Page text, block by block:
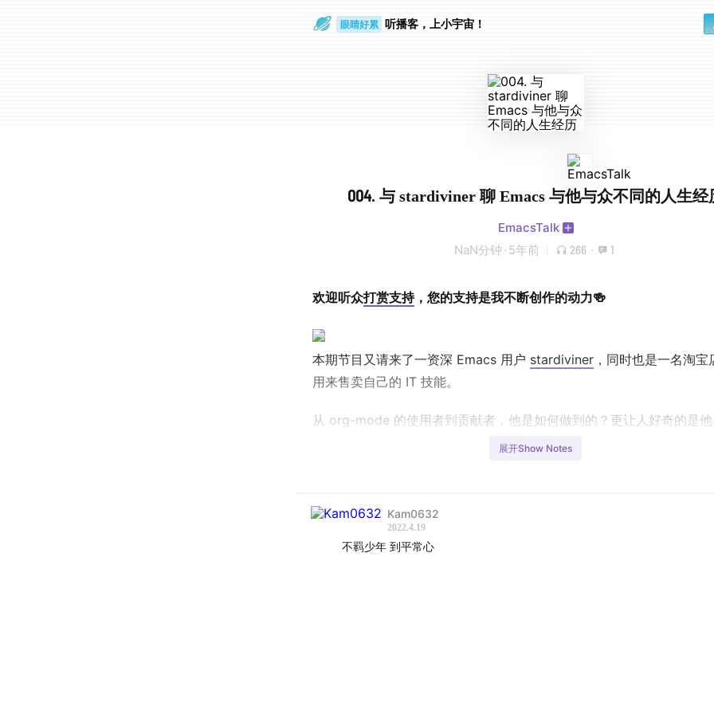
眼睛好累 听播客，上小宇宙！
004. 与 stardiviner 聊 Emacs 与他与众不同的人生经
EmacsTalk
NaN分钟 · 5年前 266 · 1
欢迎听众打赏支持，您的支持是我不断创作的动力🍻
本期节目又请来了一资深 Emacs 用户 stardiviner ，同时也是一名淘宝
用来售卖自己的 IT 技能。
从 org-mode 的使用者到贡献者，他是如何做到的？更让人好奇的是他
同的人生经历，大学肄业后，他做过房地产销售、必胜客服务员、幼教
在一次次的选择中，他逐渐远离“常人”走过的路，这其中或许有一时的
更多的是他勇于突破传统的束缚，逐渐形成了其独特的做事风格。近一
展开Show Notes
Kam0632
2022.4.19
不羁少年 到平常心